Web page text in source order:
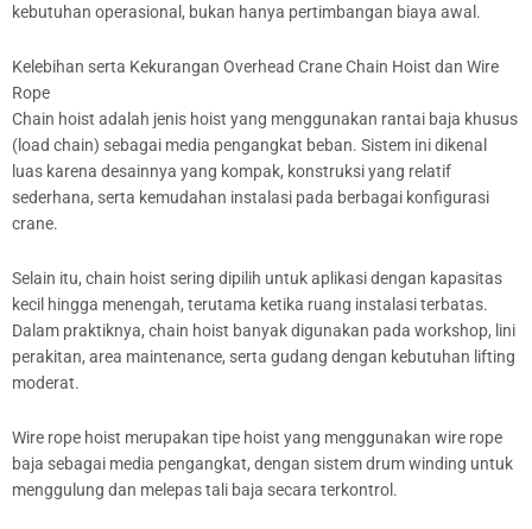
kebutuhan operasional, bukan hanya pertimbangan biaya awal.
Kelebihan serta Kekurangan Overhead Crane Chain Hoist dan Wire
Rope
Chain hoist adalah jenis hoist yang menggunakan rantai baja khusus
(load chain) sebagai media pengangkat beban. Sistem ini dikenal
luas karena desainnya yang kompak, konstruksi yang relatif
sederhana, serta kemudahan instalasi pada berbagai konfigurasi
crane.
Selain itu, chain hoist sering dipilih untuk aplikasi dengan kapasitas
kecil hingga menengah, terutama ketika ruang instalasi terbatas.
Dalam praktiknya, chain hoist banyak digunakan pada workshop, lini
perakitan, area maintenance, serta gudang dengan kebutuhan lifting
moderat.
Wire rope hoist merupakan tipe hoist yang menggunakan wire rope
baja sebagai media pengangkat, dengan sistem drum winding untuk
menggulung dan melepas tali baja secara terkontrol.